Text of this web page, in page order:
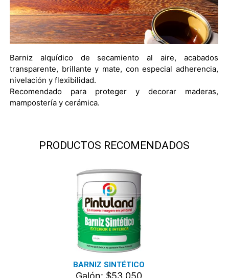
Barniz alquídico de secamiento al aire, acabados
transparente, brillante y mate, con especial adherencia,
nivelación y flexibilidad.
Recomendado para proteger y decorar maderas,
mampostería y cerámica.
PRODUCTOS RECOMENDADOS
BARNIZ SINTÉTICO
Galón: $53.050